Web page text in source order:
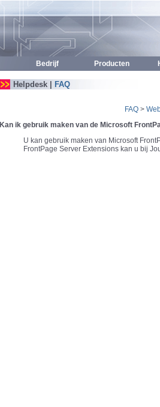
Bedrijf Producten
Helpdesk | FAQ
FAQ>
Kan ik gebruik maken van de Microsoft
U kan gebruik maken van Microsoft
FrontPage Server Extensions kan u bij